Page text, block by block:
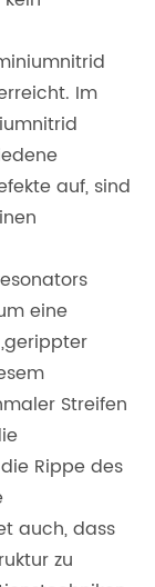
Im
auf, sind
eine
Streifen
Rippe des
auch, dass
zu